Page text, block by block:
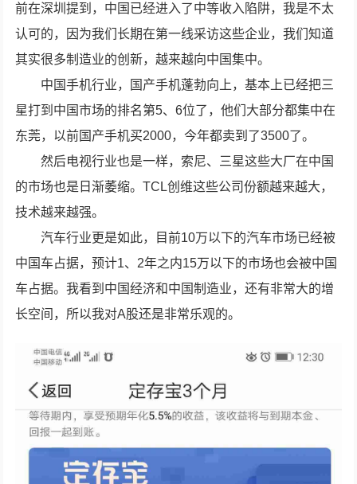
前在深圳提到，中国已经进入了中等收入陷阱，我是不太
认可的，因为我们长期在第一线采访这些企业，我们知道
其实很多制造业的创新，越来越向中国集中。
中国手机行业，国产手机蓬勃向上，基本上已经把三
星打到中国市场的排名第5、6位了，他们大部分都集中在
东莞，以前国产手机买2000，今年都卖到了3500了。
然后电视行业也是一样，索尼、三星这些大厂在中国
的市场也是日渐萎缩。TCL创维这些公司份额越来越大，
技术越来越强。
汽车行业更是如此，目前10万以下的汽车市场已经被
中国车占据，预计1、2年之内15万以下的市场也会被中国
车占据。我看到中国经济和中国制造业，还有非常大的增
长空间，所以我对A股还是非常乐观的。